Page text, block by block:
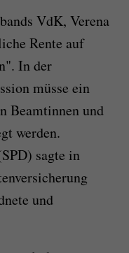
VdK, Verena
Rente auf
In der
müsse ein
Beamtinnen und
werden.
sagte in
und